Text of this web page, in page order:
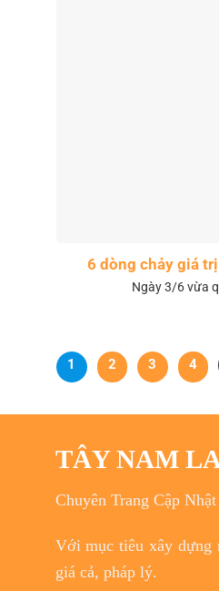
6 dòng chảy giá
Ngày 3/6 vừa
1 2 3 4
TÂY NAM
Chuyên Trang Cập
Vớimục tiêu xây dựng
giá cả, pháp lý.